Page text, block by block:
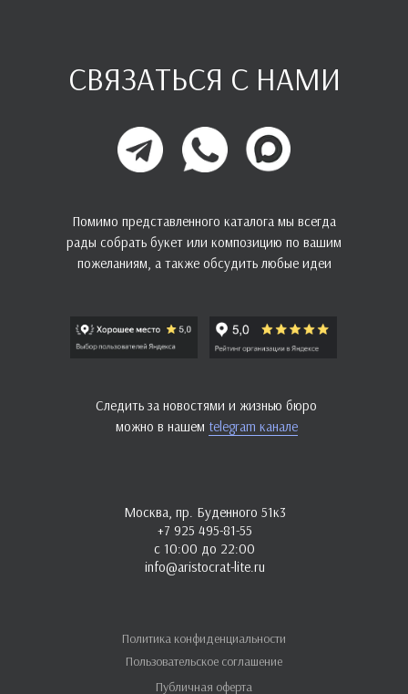
Москва, пр. Буденного 51к3
+7 925 495-81-55
с 10:00 до 22:00
info@aristocrat-lite.ru
Публичная оферта
Пользовательское соглашение
Политика конфиденциальности
СВЯЗАТЬСЯ С НАМИ
Помимо представленного каталога мы всегда
рады собрать букет или композицию по вашим
пожеланиям, а также обсудить любые идеи
Следить за новостями и жизнью бюро
можно в нашем telegram канале